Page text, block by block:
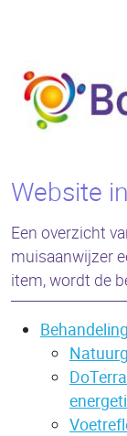
Website
Een overzicht
muisaanwijzer
item, wordt de
Behandeling